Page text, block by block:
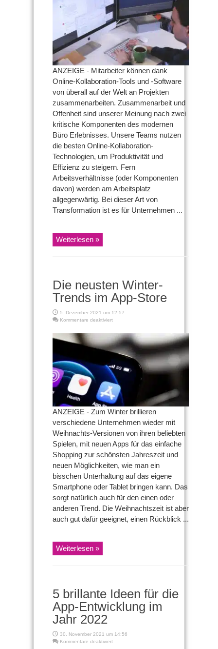
Profis
ANZEIGE - Mitarbeiter können dank
Online-Kollaboration-Tools und -Software
von überall auf der Welt an Projekten
zusammenarbeiten. Zusammenarbeit und
Offenheit sind unserer Meinung nach zwei
kritische Komponenten des modernen
Büro Erlebnisses. Unsere Teams nutzen
die besten Online-Kollaboration-
Technologien, um Produktivität und
Effizienz zu steigern. Fern
Arbeitsverhältnisse (oder Komponenten
davon) werden am Arbeitsplatz
allgegenwärtig. Bei dieser Art von
Transformation ist es für Unternehmen ...
Weiterlesen »
Die neusten Winter-
Trends im App-Store
5. Dezember 2021 um 12:57
Kommentare deaktiviertfür
neusten
Winter-
Trends
App-
Store
ANZEIGE - Zum Winter brillieren
verschiedene Unternehmen wieder mit
Weihnachts-Versionen von ihren beliebten
Spielen, mit neuen Apps für das einfache
Shopping zur schönsten Jahreszeit und
neuen Möglichkeiten, wie man ein
bisschen Unterhaltung auf das eigene
Smartphone oder Tablet bringen kann. Das
sorgt natürlich auch für den einen oder
anderen Trend. Die Weihnachtszeit ist aber
auch gut dafür geeignet, einen Rückblick ...
Weiterlesen »
5 brillante Ideen für die
App-Entwicklung im
Jahr 2022
30. November 2021 um 14:56
Kommentare deaktiviertfür